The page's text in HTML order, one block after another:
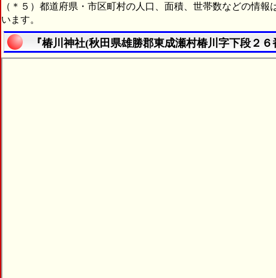
（＊５）都道府県・市区町村の人口、面積、世帯数などの情
います。
『椿川神社(秋田県雄勝郡東成瀬村椿川字下段２